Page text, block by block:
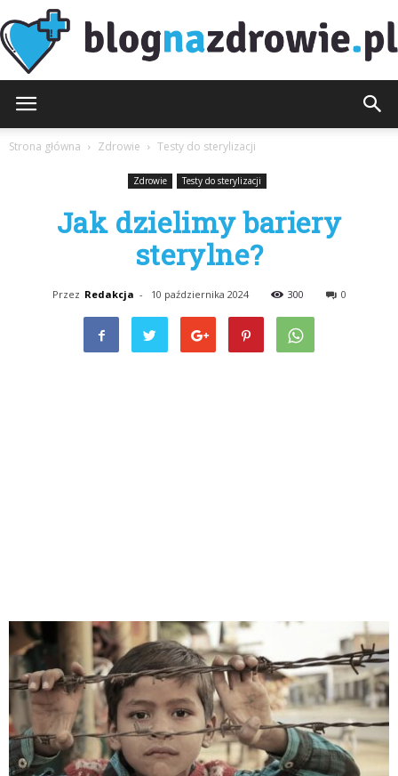
Strona główna Zdrowie Testy do sterylizacji
Zdrowie Testy do sterylizacji
Jak dzielimy bariery
sterylne?
Przez Redakcja - 10 października 2024 300 0